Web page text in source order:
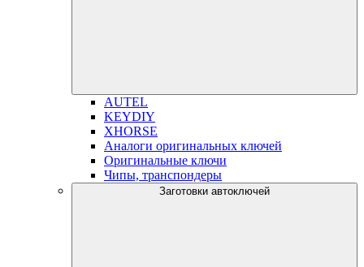
AUTEL
KEYDIY
XHORSE
Аналоги оригинальных ключей
Оригинальные ключи
Чипы, транспондеры
Заготовки автоключей